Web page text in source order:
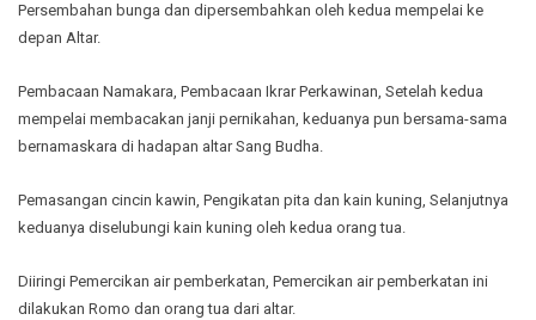
Persembahan bunga dan dipersembahkan oleh kedua mempelai ke
depan Altar.
Pembacaan Namakara, Pembacaan Ikrar Perkawinan, Setelah kedua
mempelai membacakan janji pernikahan, keduanya pun bersama-sama
bernamaskara di hadapan altar Sang Budha.
Pemasangan cincin kawin, Pengikatan pita dan kain kuning, Selanjutnya
keduanya diselubungi kain kuning oleh kedua orang tua.
Diiringi Pemercikan air pemberkatan, Pemercikan air pemberkatan ini
dilakukan Romo dan orang tua dari altar.